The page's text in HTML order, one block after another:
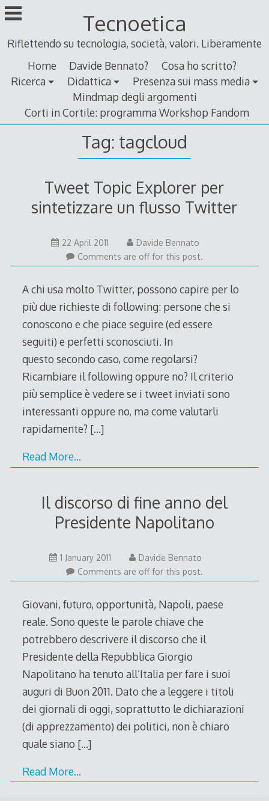
Skip
to
Tecnoetica
Riflettendo su tecnologia, società, valori. Liberamente
Home
Davide Bennato?
Cosa ho scritto?
Ricerca
Didattica
Presenza sui mass media
Mindmap degli argomenti
Corti in Cortile: programma Workshop Fandom
Tag: tagcloud
Tweet Topic Explorer per
sintetizzare un flusso Twitter
22 April 2011
April
2011
Davide Bennato
Comments are off for this post.
A chi usa molto Twitter, possono capire per lo
più due richieste di following: persone che si
conoscono e che piace seguire (ed essere
seguiti) e perfetti sconosciuti. In
questo secondo caso, come regolarsi?
Ricambiare il following oppure no? Il criterio
più semplice è vedere se i tweet inviati sono
interessanti oppure no, ma come valutarli
rapidamente? […]
Read More…
Il discorso di fine anno del
Presidente Napolitano
1 January 2011
Davide Bennato
Comments are off for this post.
Giovani, futuro, opportunità, Napoli, paese
reale. Sono queste le parole chiave che
potrebbero descrivere il discorso che il
Presidente della Repubblica Giorgio
Napolitano ha tenuto all’Italia per fare i suoi
auguri di Buon 2011. Dato che a leggere i titoli
dei giornali di oggi, soprattutto le dichiarazioni
(di apprezzamento) dei politici, non è chiaro
quale siano […]
Read More…